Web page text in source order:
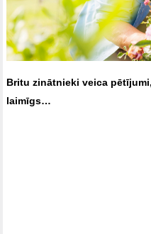
Britu zinātnieki veica
laimīgs…